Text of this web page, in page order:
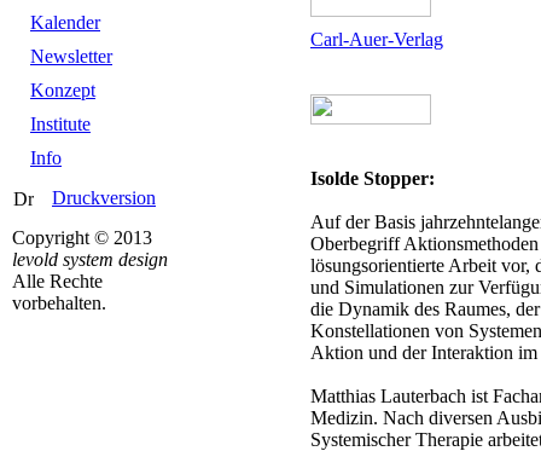
Kalender
Newsletter
Konzept
Institute
Info
Druckversion
Copyright © 2013
levold system design
Alle Rechte
vorbehalten.
Carl-Auer-Verlag
Isolde Stopper:
Auf der Basis
Oberbegriff
lösungsorientierte Arbeit vor,
und Simulationen zur
die Dynamik des Raumes,
Konstellationen von
Aktion und der Interaktion im
Matthias Lauterbach ist
Medizin. Nach diversen
Systemischer Therapie